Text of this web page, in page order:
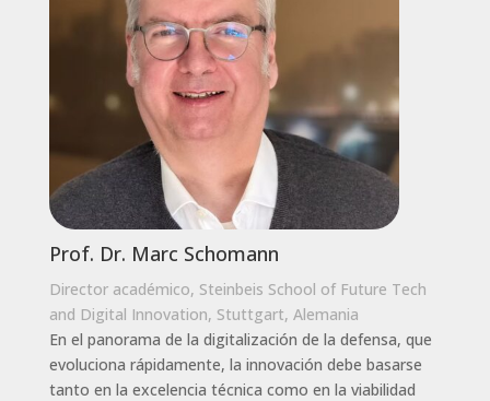
Prof. Dr. Marc Schomann
Director académico, Steinbeis School of Future Tech
and Digital Innovation, Stuttgart, Alemania
En el panorama de la digitalización de la defensa, que
evoluciona rápidamente, la innovación debe basarse
tanto en la excelencia técnica como en la viabilidad